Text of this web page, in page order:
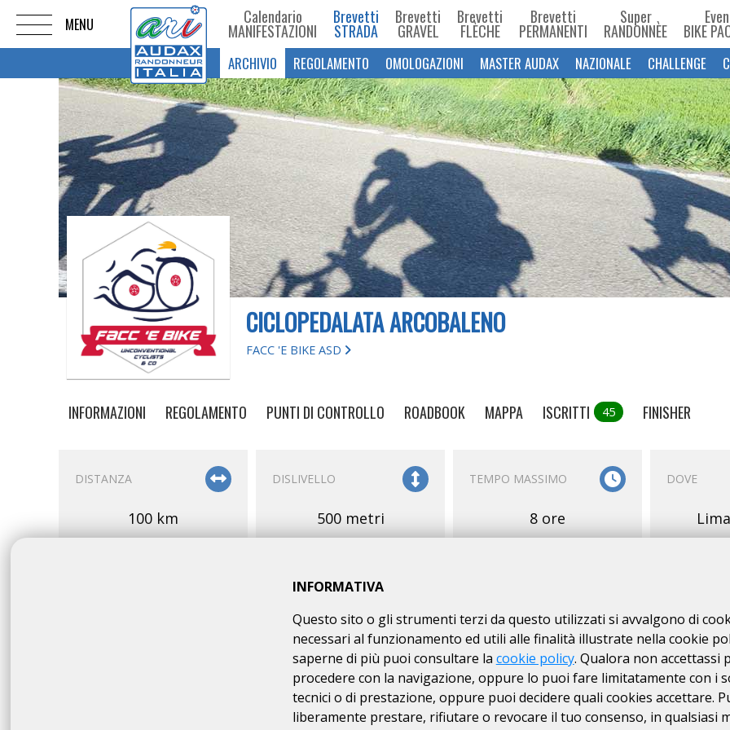
Calendario
MANIFESTAZIONI
Brevetti
STRADA
Brevetti
GRAVEL
Brevetti
FLÈCHE
Brevetti
PERMANENTI
Super
RANDONNÈE BIKE
ARCHIVIO REGOLAMENTO OMOLOGAZIONI MASTER AUDAX NAZIONALE CHALLENGE
CICLOPEDALATA ARCOBALENO
FACC 'E BIKE ASD
INFORMAZIONI REGOLAMENTO PUNTI DI CONTROLLO ROADBOOK MAPPA ISCRITTI 45 FINISHER
DISTANZA
100 km
DISLIVELLO
500 metri
TEMPO MASSIMO
8 ore
DOVE
OMOLOGAZIONE
cp/ARI
100 km
SERVIZI ISCRIZIONI
dal15/
70
INFORMATIVA
Questo sito o gli strumenti terzi da questo utilizzati si avvalgono di
necessari al funzionamento ed utili alle finalità illustrate nella cookie
saperne di più puoi consultare la cookie policy. Qualora non accettassi
procedere con la navigazione, oppure lo puoi fare limitatamente con i
tecnici o di prestazione, oppure puoi decidere quali cookies accettare.
liberamente prestare, rifiutare o revocare il tuo consenso, in qualsiasi